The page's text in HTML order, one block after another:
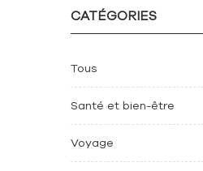
CATÉGORIES
Tous
Santé et bien-être
Voyage